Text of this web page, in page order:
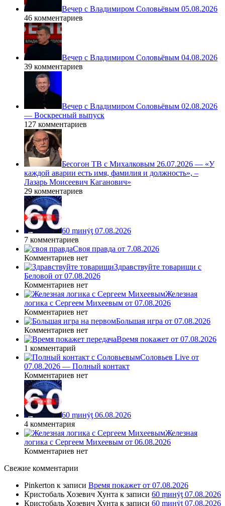
Вечер с Владимиром Соловьёвым 05.08.2026
46 комментариев
Вечер с Владимиром Соловьёвым 04.08.2026
39 комментариев
Вечер с Владимиром Соловьёвым 02.08.2026
— Воскресный выпуск
127 комментариев
Бесогон ТВ с Михалковым 26.07.2026 — «У
каждой аварии есть имя, фамилия и должность», –
Лазарь Моисеевич Каганович»
29 комментариев
60 ṃинẏƫ 07.08.2026
7 комментариев
Своя правда от 7.08.2026
Комментариев нет
Здравствуйте товарищи с
Беловой от 07.08.2026
Комментариев нет
Железная
логика с Сергеем Михеевым от 07.08.2026
Комментариев нет
Большая игра от 07.08.2026
Комментариев нет
Время покажет от 07.08.2026
1 комментарий
Соловьев Live от
07.08.2026 — Полный контакт
Комментариев нет
60 ṃинẏƫ 06.08.2026
4 комментария
Железная
логика с Сергеем Михеевым от 06.08.2026
Комментариев нет
Свежие комментарии
Pinkerton к записи Время покажет от 07.08.2026
Кристобаль Хозевич Хунта к записи 60 ṃинẏƫ 07.08.2026
Кристобаль Хозевич Хунта к записи 60 ṃинẏƫ 07.08.2026